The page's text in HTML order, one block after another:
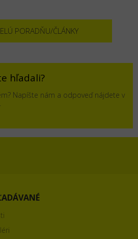
PORADŇU/ČLÁNKY
hľadali?
Napíšte nám a odpoveď nájdete v